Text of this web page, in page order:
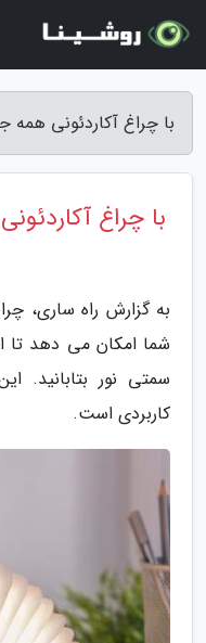
با چراغ آکاردئونی همه
با چراغ
شما امکان می دهد تا
سمتی نور بتابانید.
کاربردی است.